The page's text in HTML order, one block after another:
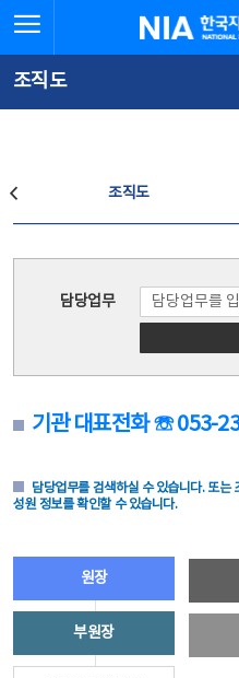
문
로
가
체
뉴
바
가
한국지능정보
조직도
조직도
담당업무
기관 대표전화 ☏ 053-
담당업무를 검색하실 수 있습니다. 또는
성원 정보를 확인할 수 있습니다.
원장
부원장